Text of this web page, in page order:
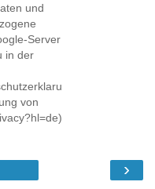
und
Server
in der
von
›